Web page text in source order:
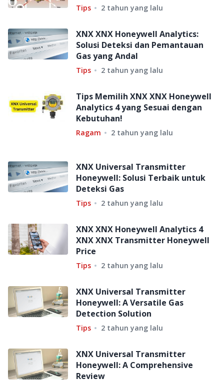
Tips 2 tahun yang lalu
XNX XNX Honeywell Analytics:
Solusi Deteksi dan Pemantauan
Gas yang Andal
Tips 2 tahun yang lalu
Tips Memilih XNX XNX Honeywell
Analytics 4 yang Sesuai dengan
Kebutuhan!
Ragam 2 tahun yang lalu
XNX Universal Transmitter
Honeywell: Solusi Terbaik untuk
Deteksi Gas
Tips 2 tahun yang lalu
XNX XNX Honeywell Analytics 4
XNX XNX Transmitter Honeywell
Price
Tips 2 tahun yang lalu
XNX Universal Transmitter
Honeywell: A Versatile Gas
Detection Solution
Tips 2 tahun yang lalu
XNX Universal Transmitter
Honeywell: A Comprehensive
Review